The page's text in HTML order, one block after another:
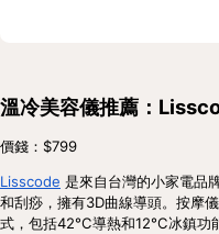
溫冷美容儀推薦：
價錢：$799
Lisscode 是來自台灣的小家電品
和刮痧，擁有3D曲線導頭。按摩
式，包括42°C導熱和12°C冰鎮